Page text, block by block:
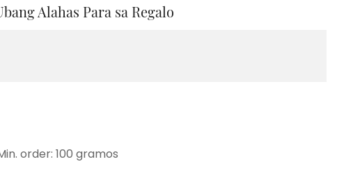
Alahas Para sa Regalo
order: 100 gramos